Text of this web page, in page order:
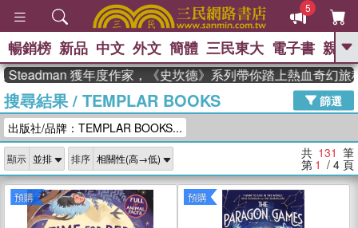
5
GO
熱搜： 東野圭吾 高希均教授回憶錄
、 The Odyssey 、 父親節 、 如果歷
史是一群喵
獎 臺灣漫遊錄 、 方念華 、 台灣的李
登輝時代
數學女孩：黎曼猜想 、
偉大的迷走神經
暢銷榜 新品 中文 外文 簡體 三民東大 電子書 親子
獲年度作家，《史坎德》系列帶你踏上熱血奇幻旅程
搜尋結果/ TEMPLAR BOOKS
篩選
出版社/品牌：TEMPLAR BOOKS...
顯示 排序 共 131 筆
第 1 / 4 頁
預購 預購